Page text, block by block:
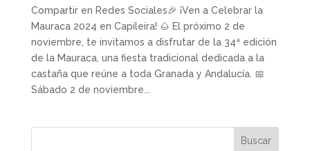
Compartir en Redes Sociales🎉 ¡Ven a Celebrar la
Mauraca 2024 en Capileira! 🌰 El próximo 2 de
noviembre, te invitamos a disfrutar de la 34ª edición
de la Mauraca, una fiesta tradicional dedicada a la
castaña que reúne a toda Granada y Andalucía. 📅
Sábado 2 de noviembre...
Buscar